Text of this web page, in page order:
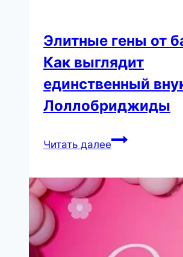
Элитные гены от
Как выглядит
единственный
Лоллобриджиды
Читать далееЭлитные
бабушки.
внук